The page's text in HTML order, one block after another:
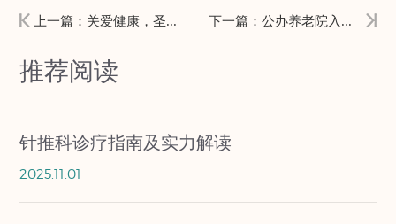
上一篇：关爱健康，圣德嘉悦义诊暖心来袭！ 下一篇：公办养老院入住条件及收费政策（2025年最新）
推荐阅读
针推科诊疗指南及实力解读
2025.11.01